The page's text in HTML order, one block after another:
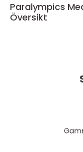
Paralympics
Översikt